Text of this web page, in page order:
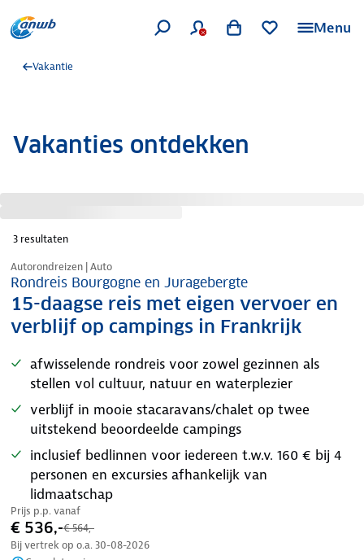
Menu
Vakantie
Vakanties ontdekken
3 resultaten
Nazomer korting
Autorondreizen | Auto
Rondreis Bourgogne en Juragebergte
15-daagse reis met eigen vervoer en
verblijf op campings in Frankrijk
afwisselende rondreis voor zowel gezinnen als
stellen vol cultuur, natuur en waterplezier
verblijf in mooie stacaravans/chalet op twee
uitstekend beoordeelde campings
inclusief bedlinnen voor iedereen t.w.v. 160 € bij 4
personen en excursies afhankelijk van
lidmaatschap
Prijs p.p. vanaf
€ 536,-€ 564,-
Bij vertrek op o.a. 30-08-2026